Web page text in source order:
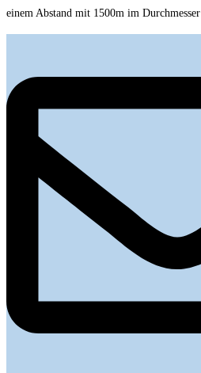
einem Abstand mit 1500m im Durchmesser